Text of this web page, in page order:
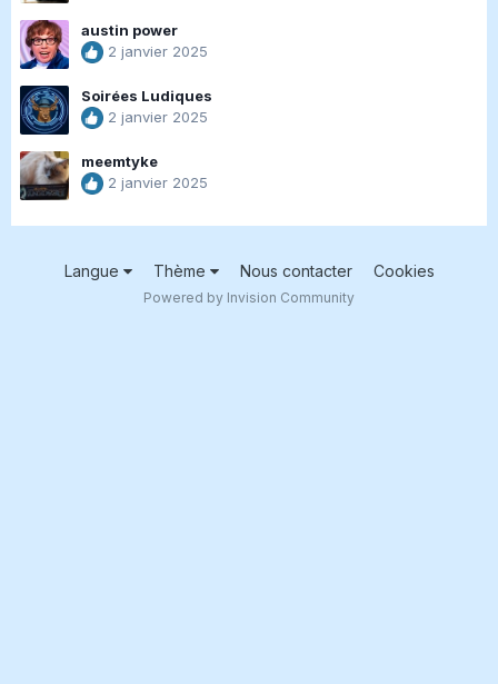
austin power
2 janvier 2025
Soirées Ludiques
2 janvier 2025
meemtyke
2 janvier 2025
Langue Thème Nous contacter Cookies
Powered by Invision Community